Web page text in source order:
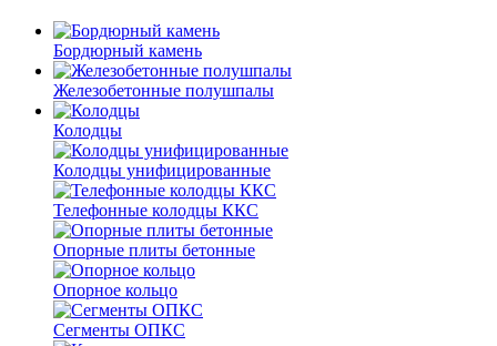
Бордюрный камень
Железобетонные полушпалы
Колодцы
Колодцы унифицированные
Телефонные колодцы ККС
Опорные плиты бетонные
Опорное кольцо
Сегменты ОПКС